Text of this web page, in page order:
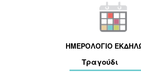
ΗΜΕΡΟΛΟΓΙΟ
Τραγούδι